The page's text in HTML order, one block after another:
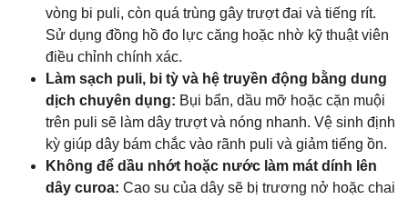
vòng bi puli, còn quá trùng gây trượt đai và tiếng rít.
Sử dụng đồng hồ đo lực căng hoặc nhờ kỹ thuật viên
điều chỉnh chính xác.
Làm sạch puli, bi tỳ và hệ truyền động bằng dung
dịch chuyên dụng: Bụi bẩn, dầu mỡ hoặc cặn muội
trên puli sẽ làm dây trượt và nóng nhanh. Vệ sinh định
kỳ giúp dây bám chắc vào rãnh puli và giảm tiếng ồn.
Không để dầu nhớt hoặc nước làm mát dính lên
dây curoa: Cao su của dây sẽ bị trương nở hoặc chai